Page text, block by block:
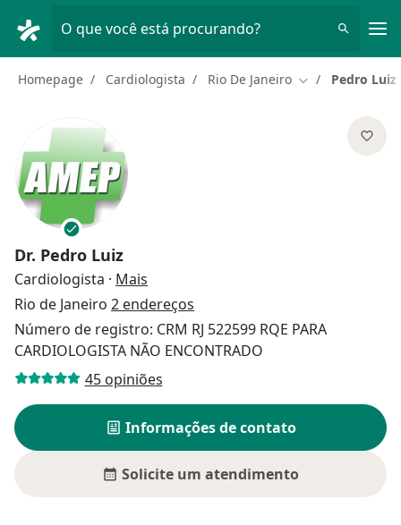
O que você está procurando?
Homepage Cardiologista Rio De Janeiro Mudar de cidade
Pedro Luiz
Dr. Pedro Luiz
Cardiologista · Mais
Rio de Janeiro 2 endereços
Número de registro: CRM RJ 522599 RQE PARA
CARDIOLOGISTA NÃO ENCONTRADO
45 opiniões
Informações de contato
Solicite um atendimento